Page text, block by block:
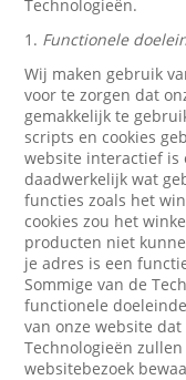
Technologieën.
1. Functionele
Wij maken gebruik
voor te zorgen dat
gemakkelijk te
scripts en cookies
website interactief is
daadwerkelijk wat
functies zoals het
cookies zou het
producten niet
je adres is een
Sommige van de
functionele
van onze website
Technologieën
websitebezoek